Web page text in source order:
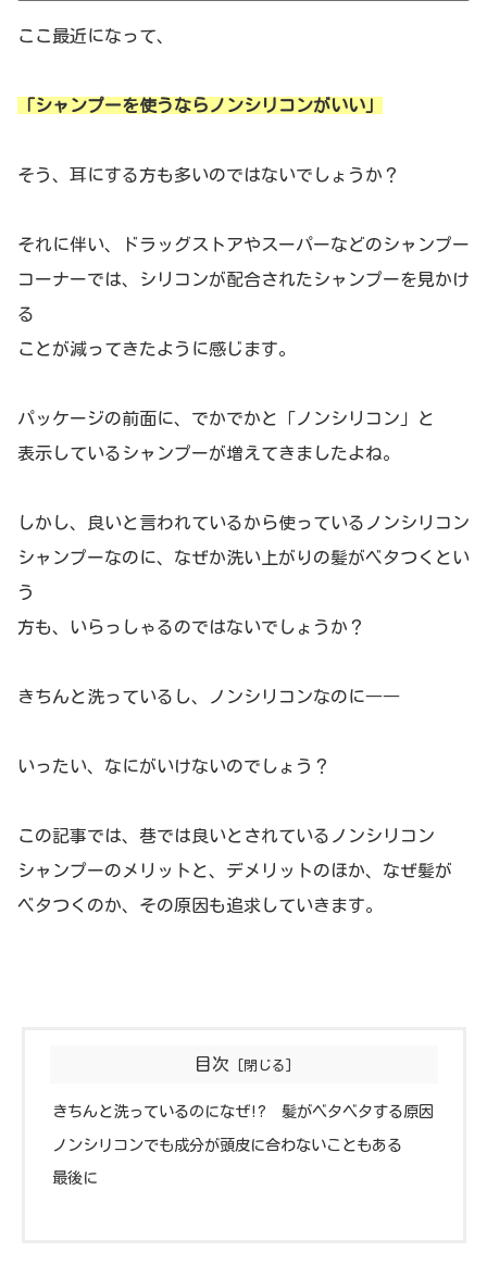
ここ最近になって、
「シャンプーを使うならノンシリコンがいい」
そう、耳にする方も多いのではないでしょうか？
それに伴い、ドラッグストアやスーパーなどのシャンプー
コーナーでは、シリコンが配合されたシャンプーを見かけ
る
ことが減ってきたように感じます。
パッケージの前面に、でかでかと「ノンシリコン」と
表示しているシャンプーが増えてきましたよね。
しかし、良いと言われているから使っているノンシリコン
シャンプーなのに、なぜか洗い上がりの髪がベタつくとい
う
方も、いらっしゃるのではないでしょうか？
きちんと洗っているし、ノンシリコンなのに――
いったい、なにがいけないのでしょう？
この記事では、巷では良いとされているノンシリコン
シャンプーのメリットと、デメリットのほか、なぜ髪が
ベタつくのか、その原因も追求していきます。
目次
きちんと洗っているのになぜ!? 髪がベタベタする原因
ノンシリコンでも成分が頭皮に合わないこともある
最後に